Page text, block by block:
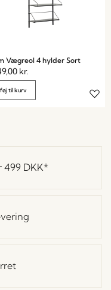
Vægreol 4 hylder Sort
kr.
til kurv
499 DKK*